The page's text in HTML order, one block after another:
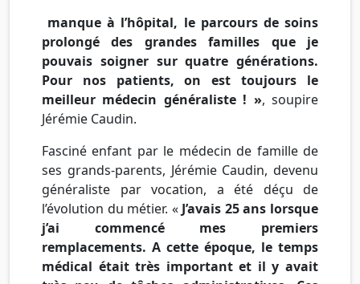
manque à l’hôpital, le parcours de soins
prolongé des grandes familles que je
pouvais soigner sur quatre générations.
Pour nos patients, on est toujours le
meilleur médecin généraliste ! », soupire
Jérémie Caudin.
Fasciné enfant par le médecin de famille de
ses grands-parents, Jérémie Caudin, devenu
généraliste par vocation, a été déçu de
l’évolution du métier. « J’avais 25 ans lorsque
j’ai commencé mes premiers
remplacements. A cette époque, le temps
médical était très important et il y avait